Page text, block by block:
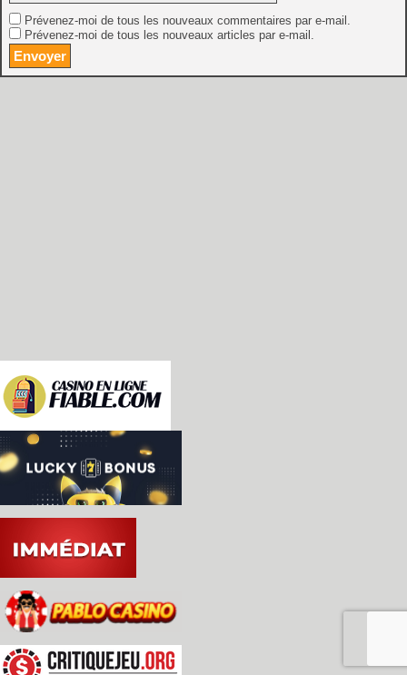
Prévenez-moi de tous les nouveaux commentaires par e-mail.
Prévenez-moi de tous les nouveaux articles par e-mail.